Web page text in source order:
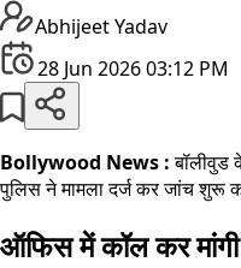
Abhijeet Yadav
28 Jun 2026 03:12 PM
Bollywood News :बॉलीवुड
पुलिस ने मामला दर्ज कर जांच शुरू
ऑफिस में कॉल कर मांगी